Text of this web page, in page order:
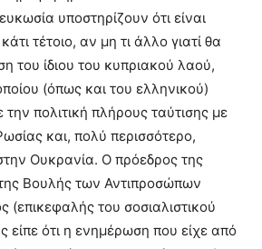
υποστηρίζουν ότι είναι
τέτοιο, αν μη τι άλλο γιατί θα
του ίδιου του κυπριακού λαού,
(όπως και του ελληνικού)
πολιτική πλήρους ταύτισης με
και, πολύ περισσότερο,
Ουκρανία. Ο πρόεδρος της
Βουλής των Αντιπροσώπων
(επικεφαλής του σοσιαλιστικού
είπε ότι η ενημέρωση που είχε από